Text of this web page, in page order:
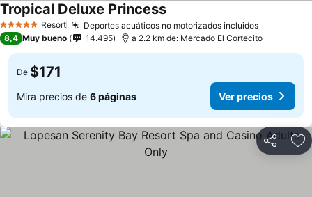
5 Estrellas Resort Deportes acuáticos no motorizados incluidosVer
Tropical Deluxe PrincessVer precios
8,4 Muy bueno 14.495 a 2.2 km de: Mercado El Cortecito
De $171
Mira precios de 6 páginas Ver precios
Compartir